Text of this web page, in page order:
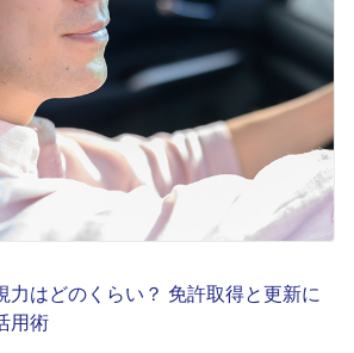
力はどのくらい？ 免許取得と更新に
用術